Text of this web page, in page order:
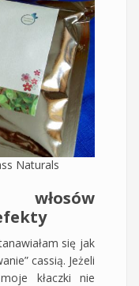
Naturals
się jak
cassią. Jeżeli
kłaczki nie